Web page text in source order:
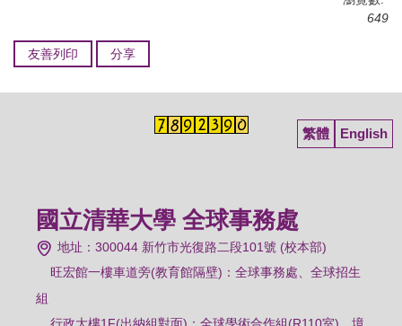
649
友善列印 分享
繁體 English
國立清華大學 全球事務處
地址：300044 新竹市光復路二段101號 (校本部)
旺宏館一樓車道旁(教育館隔壁)：全球事務處、全球招生
組